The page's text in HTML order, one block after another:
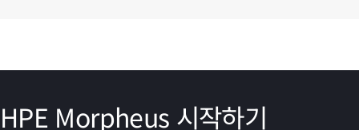
HPE Morpheus 시작하기